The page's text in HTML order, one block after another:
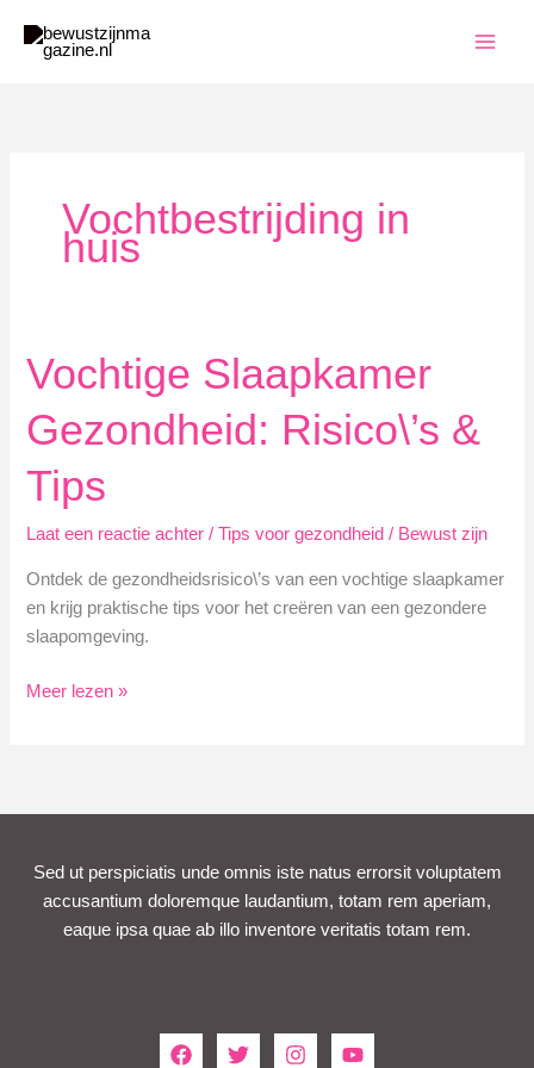
naar
Vochtbestrijding in
huis
Vochtige Slaapkamer
Gezondheid: Risico\’s &
Tips
Laat een reactie achter /Tips voor gezondheid / Bewust zijn
Ontdek de gezondheidsrisico\’s van een vochtige slaapkamer
en krijg praktische tips voor het creëren van een gezondere
slaapomgeving.
Vochtige
Meer lezen »
Sed ut perspiciatis unde omnis iste natus errorsit voluptatem
accusantium doloremque laudantium, totam rem aperiam,
eaque ipsa quae ab illo inventore veritatis totam rem.